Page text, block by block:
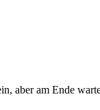
aber am Ende